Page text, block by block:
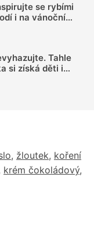
se rybími
i na vánoční
Tahle
si získá děti i
, žloutek, koření
krém čokoládový,